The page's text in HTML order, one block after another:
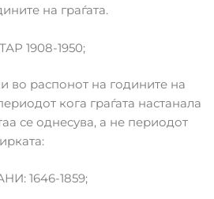
на граѓата.
1908-1950;
во распонот на годините на
кога граѓата настанала
се однесува, а не периодот
1646-1859;